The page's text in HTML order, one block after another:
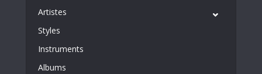
Artistes
Styles
Instruments
Albums